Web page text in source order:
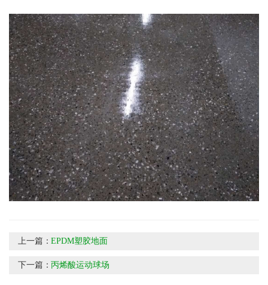
上一篇：EPDM塑胶地面
下一篇：丙烯酸运动球场